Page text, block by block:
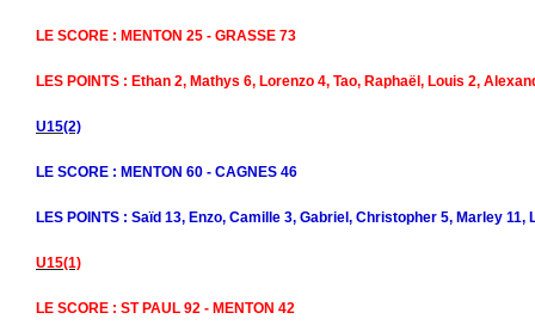
LE SCORE : MENTON 25 - GRASSE 73
LES POINTS : Ethan 2, Mathys 6, Lorenzo 4, Tao, Raphaël, Louis 2,
U15(2)
LE SCORE : MENTON 60 - CAGNES 46
LES POINTS : Saïd 13, Enzo, Camille 3, Gabriel, Christopher 5, Marley
U15(1)
LE SCORE : ST PAUL 92 - MENTON 42